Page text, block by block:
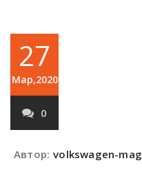
27
Мар,2020
0
Автор: volkswagen-mag